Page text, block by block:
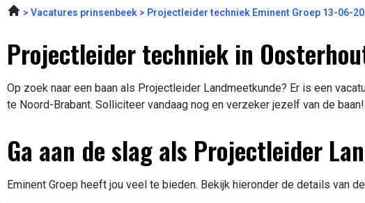
Vacatures prinsenbeek Projectleider techniek Eminent Groep 13-06-
Projectleider techniek in
Op zoek naar een baan als Projectleider Landmeetkunde? Er is een
te Noord-Brabant. Solliciteer vandaag nog en verzeker jezelf van de baan!
Ga aan de slag als Projectleider
Eminent Groep heeft jou veel te bieden. Bekijk hieronder de details van